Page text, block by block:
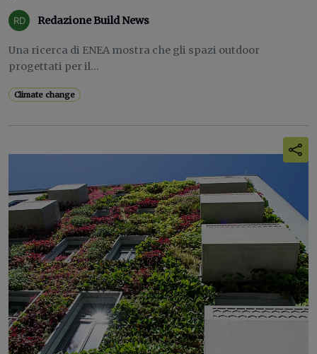
Redazione Build News
Una ricerca di ENEA mostra che gli spazi outdoor
progettati per il...
Climate change